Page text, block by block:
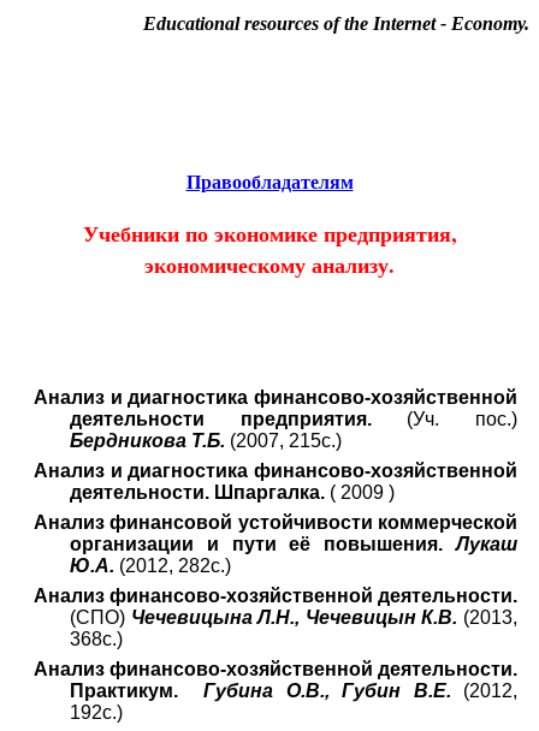
Educational resources of the Internet- Economy.
Правообладателям
Учебники по экономике предприятия,
экономическому анализу.
Анализ и диагностика финансово-хозяйственной
деятельности предприятия. (Уч. пос.)
Бердникова Т.Б. (2007, 215с.)
Анализ и диагностика финансово-хозяйственной
деятельности. Шпаргалка. ( 2009 )
Анализ финансовой устойчивости коммерческой
организации и пути её повышения.Лукаш
Ю.А. (2012, 282с.)
Анализ финансово-хозяйственной деятельности.
(СПО) Чечевицына Л.Н., Чечевицын К.В. (2013,
368с.)
Анализ финансово-хозяйственной деятельности.
Практикум. Губина О.В., Губин В.Е. (2012,
192с.)